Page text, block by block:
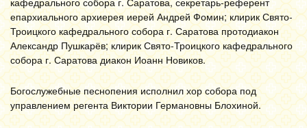
епархиального архиерея иерей Андрей Фомин; клирик Свято-
Троицкого кафедрального собора г. Саратова протодиакон
Александр Пушкарёв; клирик Свято-Троицкого кафедрального
собора г. Саратова диакон Иоанн Новиков.
Богослужебные песнопения исполнил хор собора под
управлением регента Виктории Германовны Блохиной.